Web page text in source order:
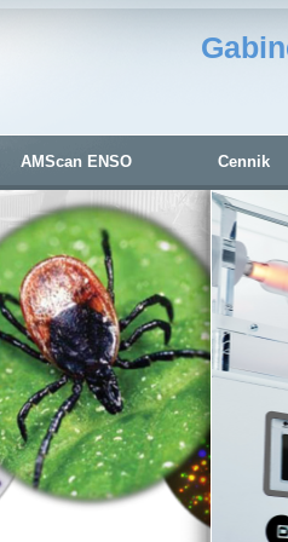
AMScan ENSO Cennik